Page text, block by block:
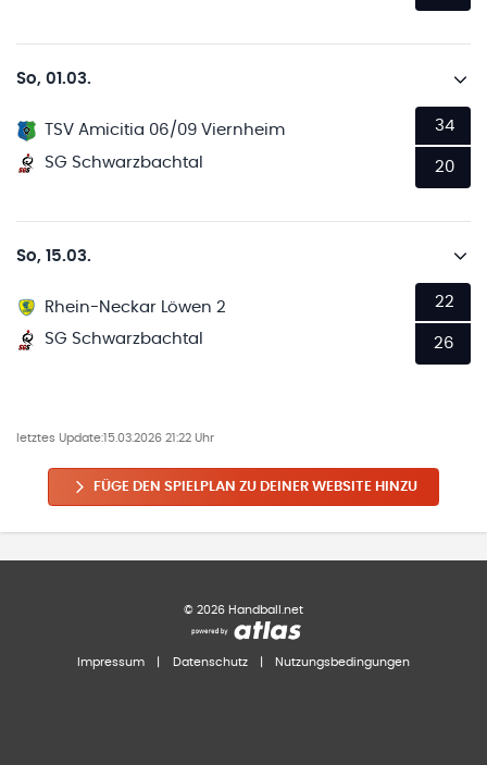
So, 01.03.
TSV Amicitia 06/09 Viernheim
SG Schwarzbachtal
34
20
So, 15.03.
Rhein-Neckar Löwen 2
SG Schwarzbachtal
22
26
letztes Update:15.03.2026 21:22 Uhr
FÜGE DEN SPIELPLAN ZU DEINER WEBSITE HINZU
© 2026 Handball.net
Impressum Datenschutz Nutzungsbedingungen